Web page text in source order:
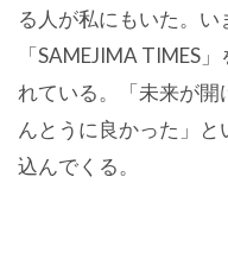
る人が私にもいた。
「SAMEJIMA TIMES
れている。「未来が
んとうに良かった」
込んでくる。